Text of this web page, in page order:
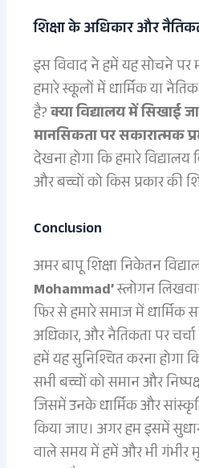
शिक्षा के अधिकार और
इस विवाद ने हमें यह सोचने पर
हमारे स्कूलों में धार्मिक या
है?क्या विद्यालय में सिखाई
मानसिकता पर सकारात्मक
देखना होगा कि हमारे
और बच्चों को किस प्रकार की
Conclusion
अमर बापू शिक्षा निकेतन
Mohammad’स्लोगन
फिर से हमारे समाज में धार्मिक
अधिकार, और नैतिकता पर
हमें यह सुनिश्चित करना होगा
सभी बच्चों को समान और
जिसमें उनके धार्मिक और
किया जाए। अगर हम इसमें
वाले समय में हमें और भी गंभीर